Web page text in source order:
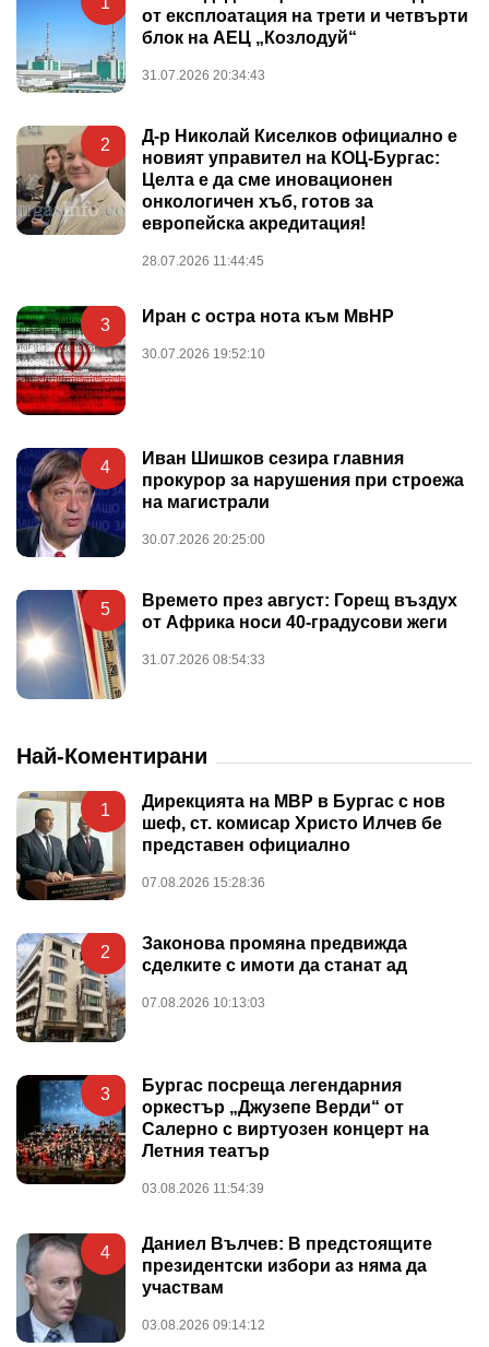
от експлоатация на трети и четвърти
блок на АЕЦ „Козлодуй“
31.07.2026 20:34:43
2
Д-р Николай Киселков официално е
новият управител на КОЦ-Бургас:
Целта е да сме иновационен
онкологичен хъб, готов за
европейска акредитация!
28.07.2026 11:44:45
3 Иран с остра нота към МвНР
30.07.2026 19:52:10
4
Иван Шишков сезира главния
прокурор за нарушения при строежа
на магистрали
30.07.2026 20:25:00
5
Времето през август: Горещ въздух
от Африка носи 40-градусови жеги
31.07.2026 08:54:33
Най-Коментирани
1
Дирекцията на МВР в Бургас с нов
шеф, ст. комисар Христо Илчев бе
представен официално
07.08.2026 15:28:36
2
Законова промяна предвижда
сделките с имоти да станат ад
07.08.2026 10:13:03
3
Бургас посреща легендарния
оркестър „Джузепе Верди“ от
Салерно с виртуозен концерт на
Летния театър
03.08.2026 11:54:39
4
Даниел Вълчев: В предстоящите
президентски избори аз няма да
участвам
03.08.2026 09:14:12